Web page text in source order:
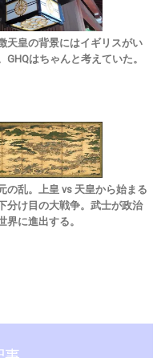
天皇の背景にはイギリスがい
GHQはちゃんと考えていた。
の乱。上皇 vs 天皇から始まる
分け目の大戦争。武士が政治
界に進出する。